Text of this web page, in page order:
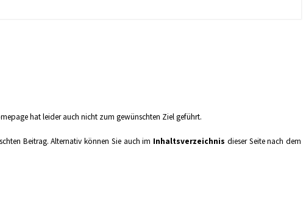
hat leider auch nicht zum gewünschten Ziel geführt.
Beitrag. Alternativ können Sie auch im Inhaltsverzeichnis dieser Seite nach dem